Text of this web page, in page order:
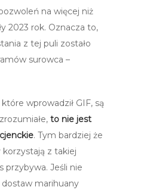
na więcej niż
2023 rok. Oznacza to,
z tej puli zostało
surowca –
wprowadził GIF, są
to nie jest
. Tym bardziej że
z takiej
przybywa. Jeśli nie
marihuany